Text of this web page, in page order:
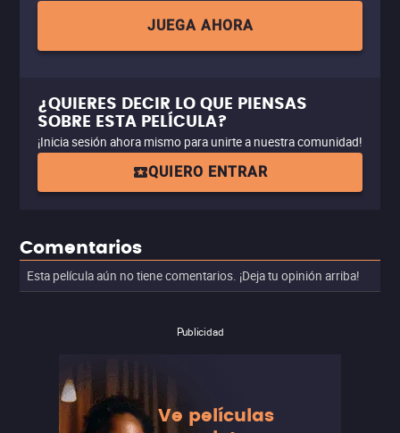
JUEGA AHORA
¿QUIERES DECIR LO QUE PIENSAS
SOBRE ESTA PELÍCULA?
¡Inicia sesión ahora mismo para unirte a nuestra comunidad!
QUIERO ENTRAR
Comentarios
Esta película aún no tiene comentarios. ¡Deja tu opinión arriba!
Publicidad
Ve películas